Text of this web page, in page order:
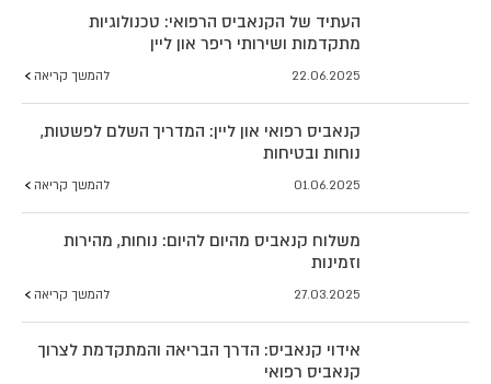
העתיד של הקנאביס הרפואי: טכנולוגיות
מתקדמות ושירותי ריפר און ליין
22.06.2025 להמשך קריאה
קנאביס רפואי און ליין: המדריך השלם לפשטות,
נוחות ובטיחות
01.06.2025 להמשך קריאה
משלוח קנאביס מהיום להיום: נוחות, מהירות
וזמינות
27.03.2025 להמשך קריאה
אידוי קנאביס: הדרך הבריאה והמתקדמת לצרוך
קנאביס רפואי